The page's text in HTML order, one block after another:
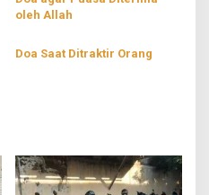
oleh Allah
Doa Saat Ditraktir Orang